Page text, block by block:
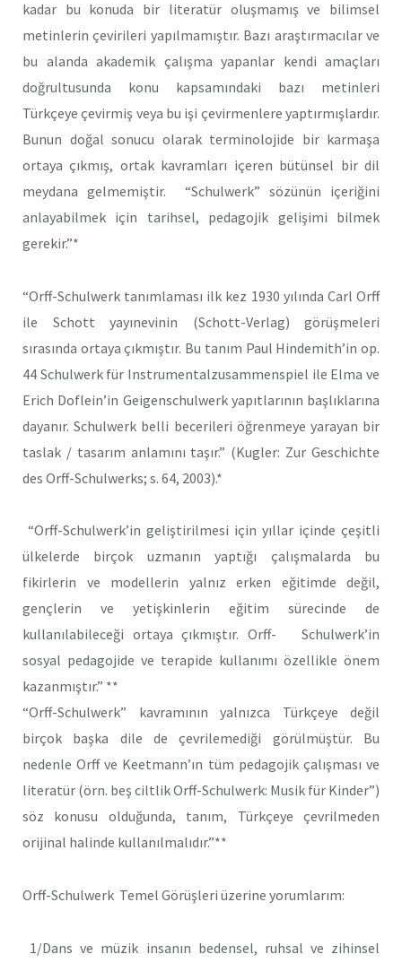
kadar bu konuda bir literatür oluşmamış ve bilimsel
metinlerin çevirileri yapılmamıştır. Bazı araştırmacılar ve
bu alanda akademik çalışma yapanlar kendi amaçları
doğrultusunda konu kapsamındaki bazı metinleri
Türkçeye çevirmiş veya bu işi çevirmenlere yaptırmışlardır.
Bunun doğal sonucu olarak terminolojide bir karmaşa
ortaya çıkmış, ortak kavramları içeren bütünsel bir dil
meydana gelmemiştir. “Schulwerk” sözünün içeriğini
anlayabilmek için tarihsel, pedagojik gelişimi bilmek
gerekir.”*
“Orff-Schulwerk tanımlaması ilk kez 1930 yılında Carl Orff
ile Schott yayınevinin (Schott-Verlag) görüşmeleri
sırasında ortaya çıkmıştır. Bu tanım Paul Hindemith’in op.
44 Schulwerk für Instrumentalzusammenspiel ile Elma ve
Erich Doflein’in Geigenschulwerk yapıtlarının başlıklarına
dayanır. Schulwerk belli becerileri öğrenmeye yarayan bir
taslak / tasarım anlamını taşır.” (Kugler: Zur Geschichte
des Orff-Schulwerks; s. 64, 2003).*
“Orff-Schulwerk’in geliştirilmesi için yıllar içinde çeşitli
ülkelerde birçok uzmanın yaptığı çalışmalarda bu
fikirlerin ve modellerin yalnız erken eğitimde değil,
gençlerin ve yetişkinlerin eğitim sürecinde de
kullanılabileceği ortaya çıkmıştır. Orff- Schulwerk’in
sosyal pedagojide ve terapide kullanımı özellikle önem
kazanmıştır.” **
“Orff-Schulwerk” kavramının yalnızca Türkçeye değil
birçok başka dile de çevrilemediği görülmüştür. Bu
nedenle Orff ve Keetmann’ın tüm pedagojik çalışması ve
literatür (örn. beş ciltlik Orff-Schulwerk: Musik für Kinder”)
söz konusu olduğunda, tanım, Türkçeye çevrilmeden
orijinal halinde kullanılmalıdır.”**
Orff-Schulwerk Temel Görüşleri üzerine yorumlarım:
1/Dans ve müzik insanın bedensel, ruhsal ve zihinsel